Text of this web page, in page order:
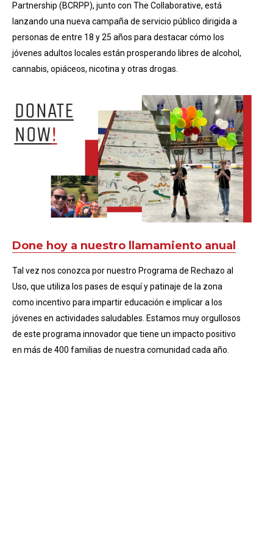
Partnership (BCRPP), junto con The Collaborative, está
lanzando una nueva campaña de servicio público dirigida a
personas de entre 18 y 25 años para destacar cómo los
jóvenes adultos locales están prosperando libres de alcohol,
cannabis, opiáceos, nicotina y otras drogas.
Done hoy a nuestro llamamiento anual
Tal vez nos conozca por nuestro Programa de Rechazo al
Uso, que utiliza los pases de esquí y patinaje de la zona
como incentivo para impartir educación e implicar a los
jóvenes en actividades saludables. Estamos muy orgullosos
de este programa innovador que tiene un impacto positivo
en más de 400 familias de nuestra comunidad cada año.